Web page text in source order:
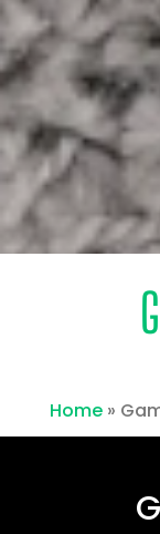
Home»